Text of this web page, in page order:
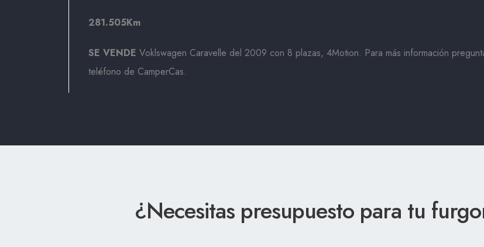
281.505Km
SE VENDEVoklswagen Caravelle del 2009 con 8 plazas, 4Motion. Para más información
teléfono de CamperCas.
¿Necesitas presupuesto para tu